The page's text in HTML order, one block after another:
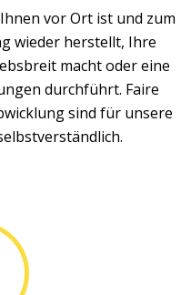
vor Ort ist und zum
wieder herstellt, Ihre
macht oder eine
durchführt. Faire
sind für unsere